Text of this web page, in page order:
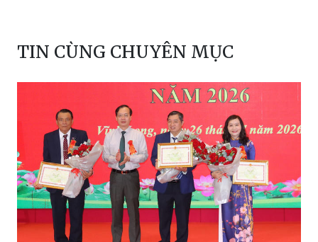
TIN CÙNG CHUYÊN MỤC